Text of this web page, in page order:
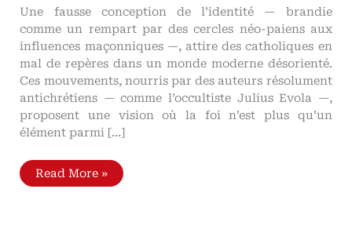
Une fausse conception de l’identité — brandie
comme un rempart par des cercles néo-paiens aux
influences maçonniques —, attire des catholiques en
mal de repères dans un monde moderne désorienté.
Ces mouvements, nourris par des auteurs résolument
antichrétiens — comme l’occultiste Julius Evola —,
proposent une vision où la foi n’est plus qu’un
élément parmi […]
L’identité
instrument
Read More »